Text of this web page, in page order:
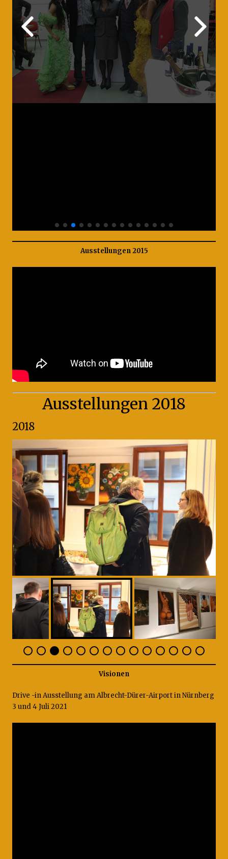
Ausstellungen 2015
Ausstellungen 2018
2018
Visionen
Drive -in Ausstellung am Albrecht-Dürer-Airport in Nürnberg
3 und 4 Juli 2021